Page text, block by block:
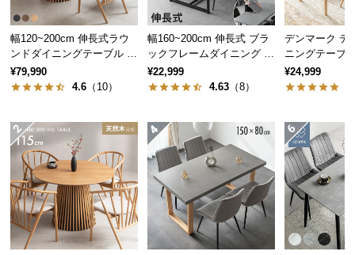
特
集
一
ア
イ
テ
ム
幅120~200cm 伸長式ラウ
ンドダイニングテーブル 6
人掛け 天然木突板 美しい
格子デザイン
¥79,990
4.6 （10）
幅160~200cm 伸長式 ブラ
ックフレームダイニング 大
理石調 4人掛け
¥22,999
4.63 （8）
デンマーク デ
ニングテーブ
¥24,999